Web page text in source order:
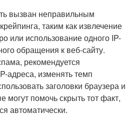
вызван неправильным
таким как извлечение
или использование одного IP-
обращения к веб-сайту.
рекомендуется
адреса, изменять темп
заголовки браузера и
могут помочь скрыть тот факт,
автоматически.